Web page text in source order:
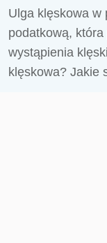
Ulga klęskowa w
podatkową,
wystąpienia
klęskowa? Jakie